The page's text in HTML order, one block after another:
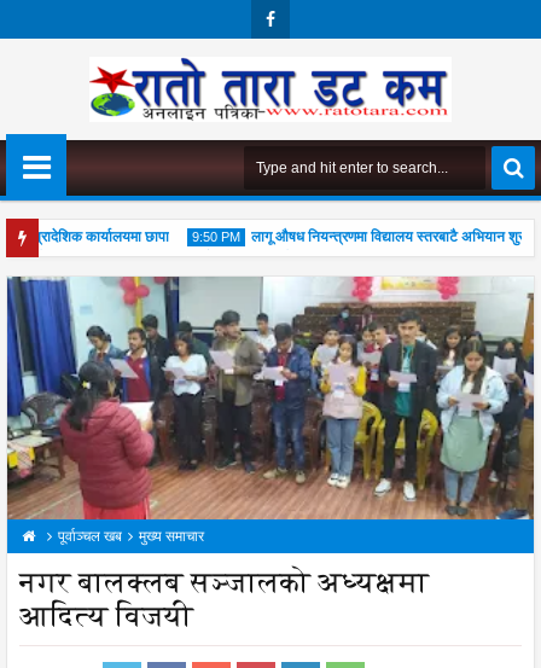
Boo
प्रादेशिक कार्यालयमा छापा 9:50 PM
04 Aug
लागू औषध नियन्त्रणमा विद्यालय स्तरबाटै अभियान शुरु
महोत्सव सम्पन्न, आध्यात्मिक जीवनशैली अपनाउन जोड
पूर्वाञ्चल खब मुख्य समाचार
नगर बालक्लब सञ्जालको अध्यक्षमा
आदित्य विजयी